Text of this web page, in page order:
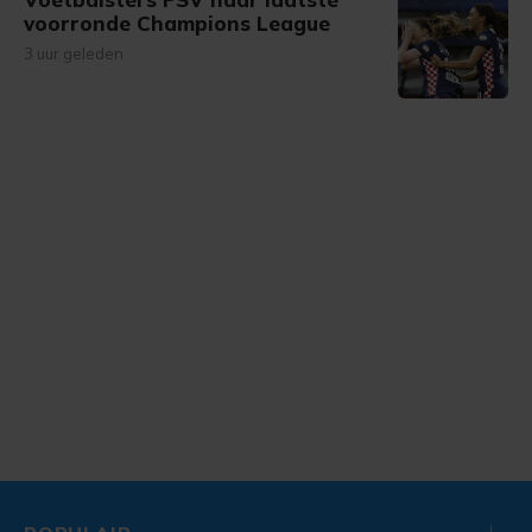
voorronde Champions League
3 uur geleden